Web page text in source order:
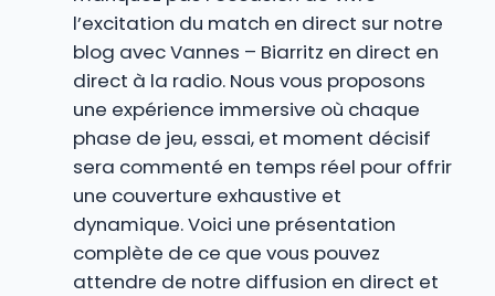
l’excitation du match en direct sur notre
blog avec Vannes – Biarritz en direct en
direct à la radio. Nous vous proposons
une expérience immersive où chaque
phase de jeu, essai, et moment décisif
sera commenté en temps réel pour offrir
une couverture exhaustive et
dynamique. Voici une présentation
complète de ce que vous pouvez
attendre de notre diffusion en direct et